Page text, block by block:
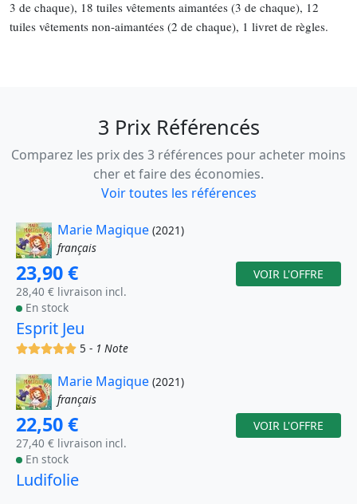
3 de chaque), 18 tuiles vêtements aimantées (3 de chaque), 12
tuiles vêtements non-aimantées (2 de chaque), 1 livret de règles.
3 Prix Référencés
Comparez les prix des 3 références pour acheter moins
cher et faire des économies.
Voir toutes les références
Marie Magique (2021)
français
23,90 €
28,40 € livraison incl.
En stock
VOIR L'OFFRE
Esprit Jeu
(x)(x)(x)(x)(x)5 - 1 Note
Marie Magique (2021)
français
22,50 €
27,40 € livraison incl.
En stock
VOIR L'OFFRE
Ludifolie